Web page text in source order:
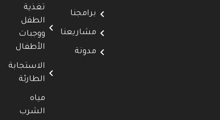
برامجنا
مشاريعنا
مدونة
تغذية
الطفل
ووجبات
الأطفال
الاستجابة
الطارئة
مياه
الشرب